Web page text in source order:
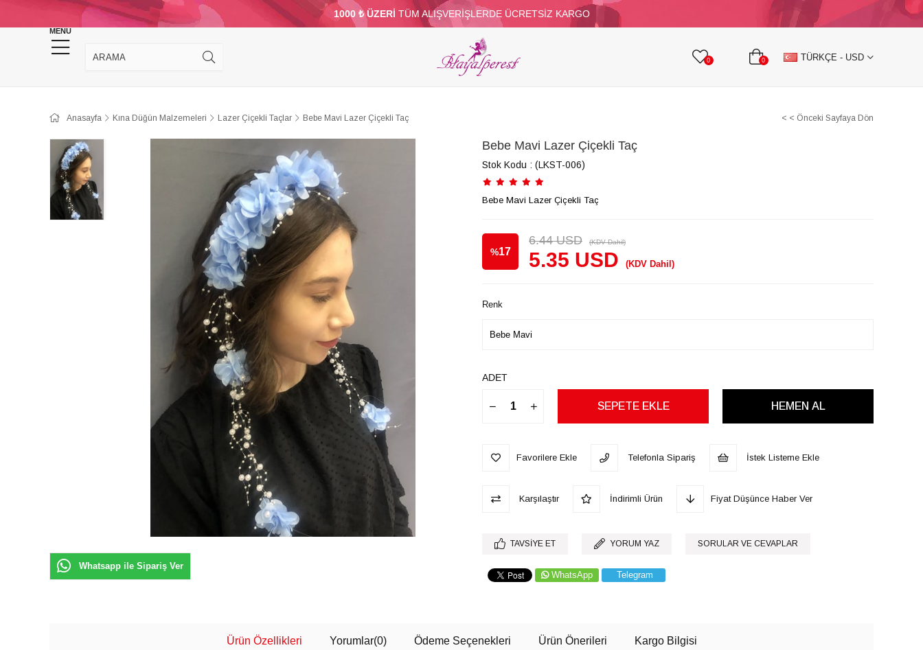
1000 ₺ ÜZERİ TÜM ALIŞVERİŞLERDE ÜCRETSİZ KARGO
MENU
0 0 TÜRKÇE - USD
KINA DÜĞÜN MALZEMELERİ TAKI MALZEMELERİ PARTİ VE SÜS MALZEMELERİ TÜY BONCUKLAR TAŞLI TEKSTİL AKSESUARLARI
TOPTAN DİĞER
Anasayfa Kına Düğün Malzemeleri Lazer Çiçekli Taçlar Bebe Mavi Lazer Çiçekli Taç < < Önceki Sayfaya Dön
Whatsapp ile Sipariş Ver
Bebe Mavi Lazer Çiçekli Taç
Stok Kodu (LKST-006)
Bebe Mavi Lazer Çiçekli Taç
%17
6.44 USD (KDV Dahil)
5.35 USD (KDV Dahil)
Renk
ADET
Favorilere Ekle Telefonla Sipariş İstek Listeme Ekle
Karşılaştır İndirimli Ürün Fiyat Düşünce Haber Ver
TAVSIYE ET YORUM YAZ SORULAR VE CEVAPLAR
WhatsApp Telegram
Ürün Özellikleri Yorumlar(0) Ödeme Seçenekleri Ürün Önerileri Kargo Bilgisi